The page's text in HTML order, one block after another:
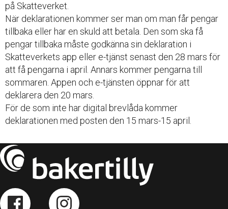
på Skatteverket.
När deklarationen kommer ser man om man får pengar
tillbaka eller har en skuld att betala. Den som ska få
pengar tillbaka måste godkänna sin deklaration i
Skatteverkets app eller e-tjänst senast den 28 mars för
att få pengarna i april. Annars kommer pengarna till
sommaren. Appen och e-tjänsten öppnar för att
deklarera den 20 mars.
För de som inte har digital brevlåda kommer
deklarationen med posten den 15 mars-15 april.